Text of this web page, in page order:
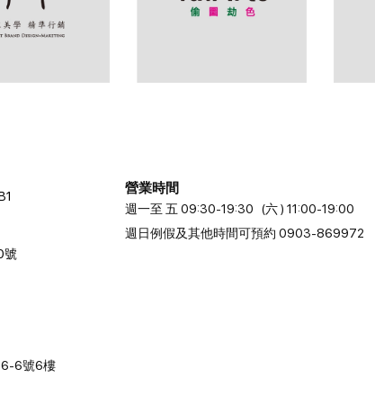
號
6號6樓
營業時間
週一至 五 09:30-19:30 (六 ) 11:00-19:00
週日例假及其他時間可預約 0903-869972